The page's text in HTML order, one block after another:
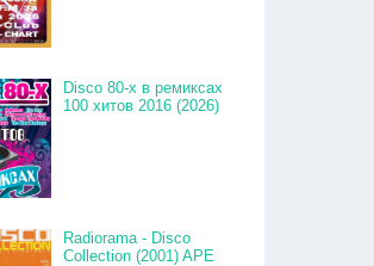
Disco 80-x в ремиксах
100 хитов 2016 (2026)
Radiorama - Disco
Collection (2001) APE